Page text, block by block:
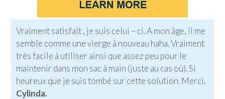
Vraiment satisfait , je suis celui – ci. A mon âge, il me
semble comme une vierge à nouveau haha. Vraiment
très facile à utiliser ainsi que assez peu pour le
maintenir dans mon sac à main (juste au cas où). Si
heureux que je suis tombé sur cette solution. Merci.
Cylinda.